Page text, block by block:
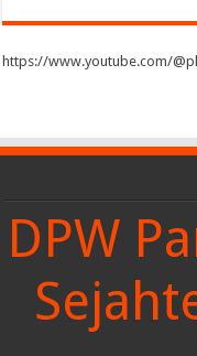
https://www.youtube.com/
DPW